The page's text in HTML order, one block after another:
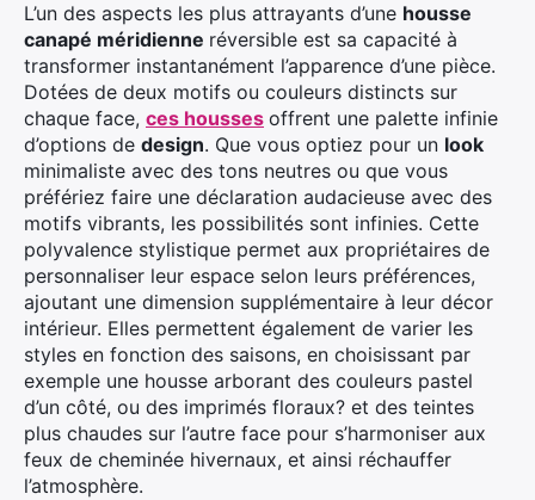
L’un des aspects les plus attrayants d’une housse
canapé méridienne réversible est sa capacité à
transformer instantanément l’apparence d’une pièce.
Dotées de deux motifs ou couleurs distincts sur
chaque face, ces housses offrent une palette infinie
d’options de design. Que vous optiez pour un look
minimaliste avec des tons neutres ou que vous
préfériez faire une déclaration audacieuse avec des
motifs vibrants, les possibilités sont infinies. Cette
polyvalence stylistique permet aux propriétaires de
personnaliser leur espace selon leurs préférences,
ajoutant une dimension supplémentaire à leur décor
intérieur. Elles permettent également de varier les
styles en fonction des saisons, en choisissant par
exemple une housse arborant des couleurs pastel
d’un côté, ou des imprimés floraux? et des teintes
plus chaudes sur l’autre face pour s’harmoniser aux
feux de cheminée hivernaux, et ainsi réchauffer
l’atmosphère.